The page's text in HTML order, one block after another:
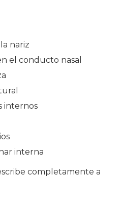
nariz
el conducto nasal
internos
interna
completamente a